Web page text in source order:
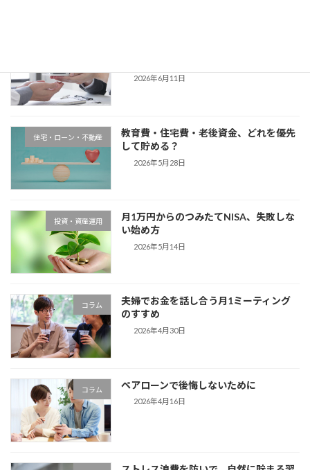
2026年6月11日
住宅・ローン・不動産
教育費・住宅費・老後資金、どれを優先
して貯める？
2026年5月28日
投資・資産運用
月1万円からのつみたてNISA、失敗しな
い始め方
2026年5月14日
コラム
夫婦でお金を話し合う月1ミーティング
のすすめ
2026年4月30日
コラム ペアローンで後悔しないために
2026年4月16日